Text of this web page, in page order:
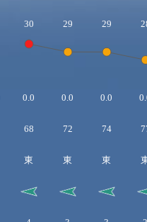
30 29 29
0.0 0.0 0.0
68 72 74
東 東 東